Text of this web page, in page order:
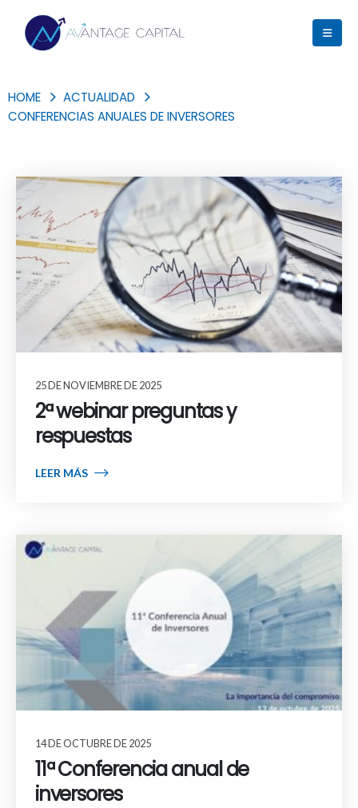
HOME
ACTUALIDAD
CONFERENCIAS ANUALES DE INVERSORES
Blog Archive
25 DE NOVIEMBRE DE 2025
2ª webinar preguntas y
respuestas
LEER MÁS
14 DE OCTUBRE DE 2025
11ª Conferencia anual de
inversores